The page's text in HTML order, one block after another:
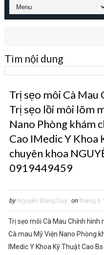
Tìm nội dung
Trị sẹo môi Cà Mau
Trị sẹo lồi môi lõm
Nano Phòng khám
Cao IMedic Y Khoa
chuyên khoa
0919449459
by Nguyễn Đặng Duy on tháng 6
Trị sẹo môi Cà Mau Chỉnh hình
Cà mau Mỹ Viện Nano Phòng
IMedic Y Khoa Kỹ Thuật Cao